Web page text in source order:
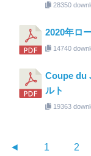
28350
2020年ロ
14740
Coupe du
ルト
19363
◄ 1 2